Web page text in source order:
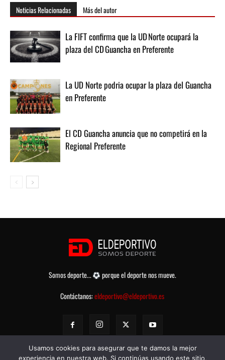
Noticias Relacionadas Más del autor
La FIFT confirma que la UD Norte ocupará la
plaza del CD Guancha en Preferente
La UD Norte podria ocupar la plaza del Guancha
en Preferente
El CD Guancha anuncia que no competirá en la
Regional Preferente
Somos deporte...
porque el deporte nos mueve.
Contáctanos:eldeportivo@eldeportivo.es
Usamos cookies para asegurar que te damos la mejor
experiencia en nuestra web. Si continúas usando este sitio,